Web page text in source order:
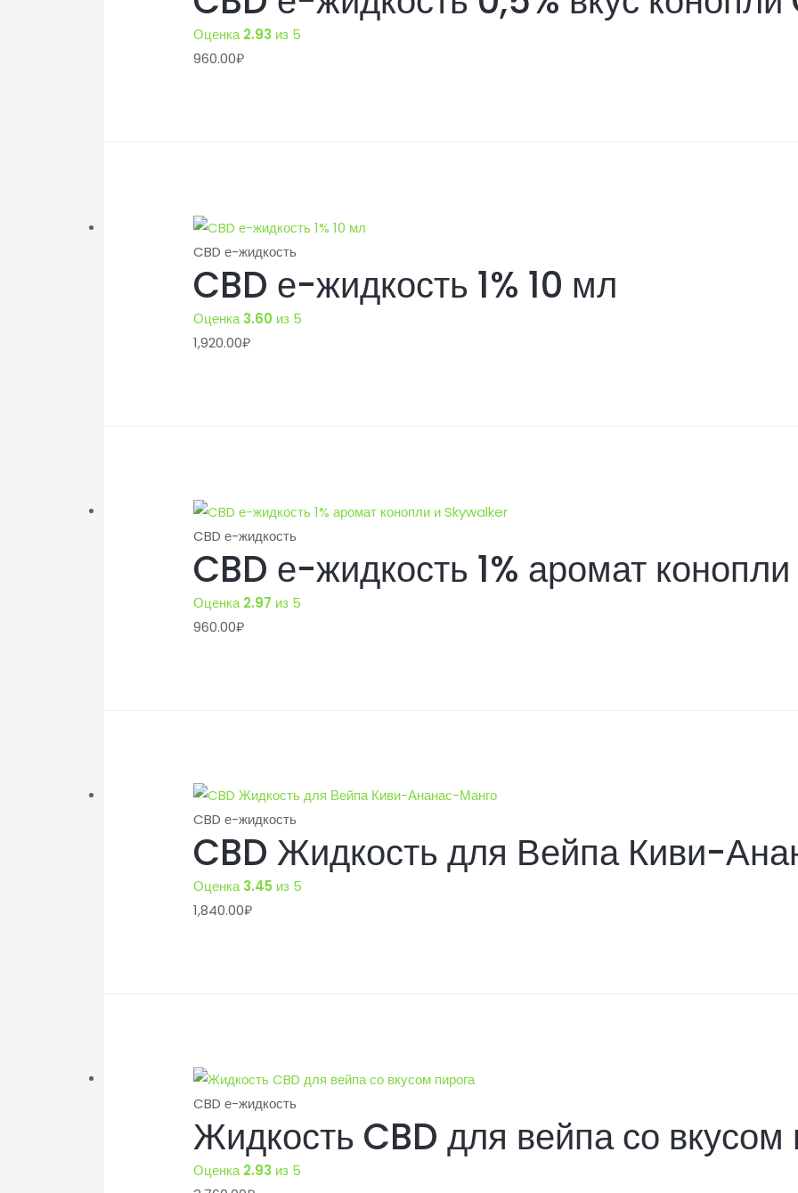
Оценка2.93 из 5
960.00₽
CBD е-жидкость
CBD е-жидкость 1% 10 мл
Оценка3.60 из 5
1,920.00₽
CBD е-жидкость
CBD е-жидкость 1% аромат
Оценка2.97 из 5
960.00₽
CBD е-жидкость
CBD Жидкость для Вейпа Киви-
Оценка3.45 из 5
1,840.00₽
CBD е-жидкость
Жидкость CBD для вейпа со вкусом
Оценка2.93 из 5